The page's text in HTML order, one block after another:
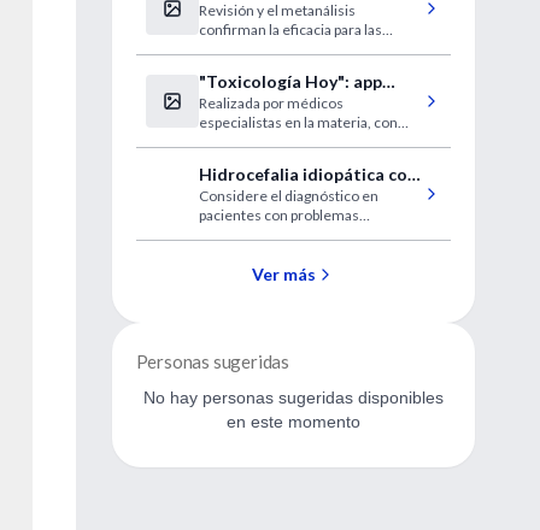
la terapia con testosterona
en mujeres?
Revisión y el metanálisis
confirman la eficacia para las
conclusiones sobre la seguridad a
largo plazo
"Toxicología Hoy": app
gratuita de gran utilidad y
rigor científico
Realizada por médicos
especialistas en la materia, con
internacional
Hidrocefalia idiopática con
presión normal
Considere el diagnóstico en
pacientes con problemas
y/o incontinencia urinaria durante
Ver más
Personas sugeridas
No hay personas sugeridas disponibles
en este momento